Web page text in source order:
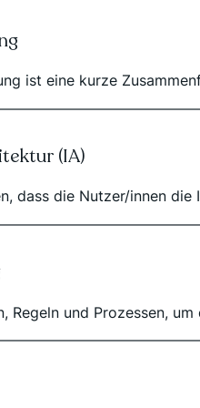
ist eine kurze
(IA)
dass die Nutzer/innen
Regeln und Prozessen,